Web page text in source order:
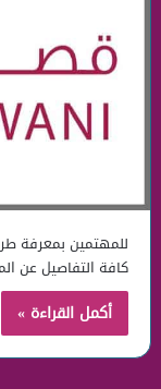
للمهتمين بمعرفة
كافة التفاصيل عن
أكمل القراءة »